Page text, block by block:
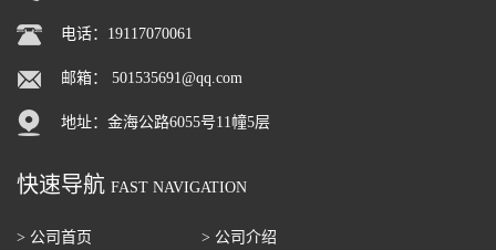
电话：19117070061
邮箱： 501535691@qq.com
地址：金海公路6055号11幢5层
快速导航 FAST NAVIGATION
> 公司首页
> 公司介绍